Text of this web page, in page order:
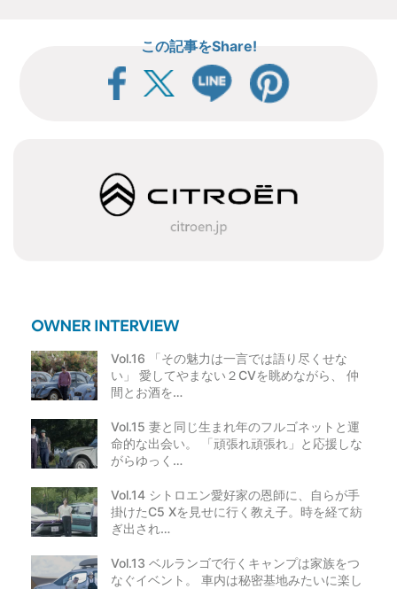
この記事をShare!
Vol.16 「その魅力は一言では語り尽くせな
い」 愛してやまない２CVを眺めながら、 仲
間とお酒を…
Vol.15 妻と同じ生まれ年のフルゴネットと運
命的な出会い。 「頑張れ頑張れ」と応援しな
がらゆっく…
Vol.14 シトロエン愛好家の恩師に、自らが手
掛けたC5 Xを見せに行く教え子。時を経て紡
ぎ出され…
Vol.13 ベルランゴで行くキャンプは家族をつ
なぐイベント。 車内は秘密基地みたいに楽し